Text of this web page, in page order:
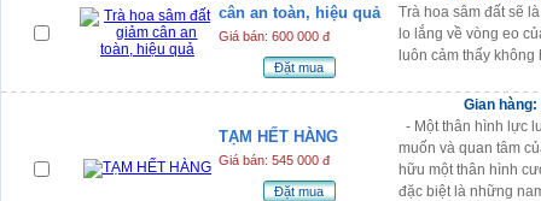
cân an toàn, hiệu quả
Giá bán: 600 000 đ
Đặt mua
Trà hoa sâm đất sẽ
lo lắng về vòng eo
luôn cảm thấy
TẠM HẾT HÀNG
Giá bán: 545 000 đ
Đặt mua
Gian hàng:
- Một thân hình lực
muốn và quan tâm
hữu một thân hình
đặc biệt là những